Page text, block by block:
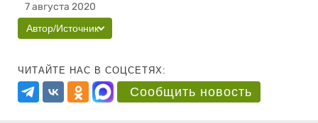
7 августа 2020
Автор/Источник
ЧИТАЙТЕ НАС В СОЦСЕТЯХ:
Сообщить новость